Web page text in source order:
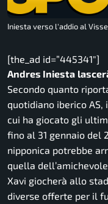
Iniesta verso l'addio al
[the_ad id=”445341″]
Andres Iniesta
Secondo quanto
quotidiano iberico
cui ha giocato gli
fino al 31 gennaio del
nipponica potrebbe
quella
Xavi giocherà allo
diverse offerte per il